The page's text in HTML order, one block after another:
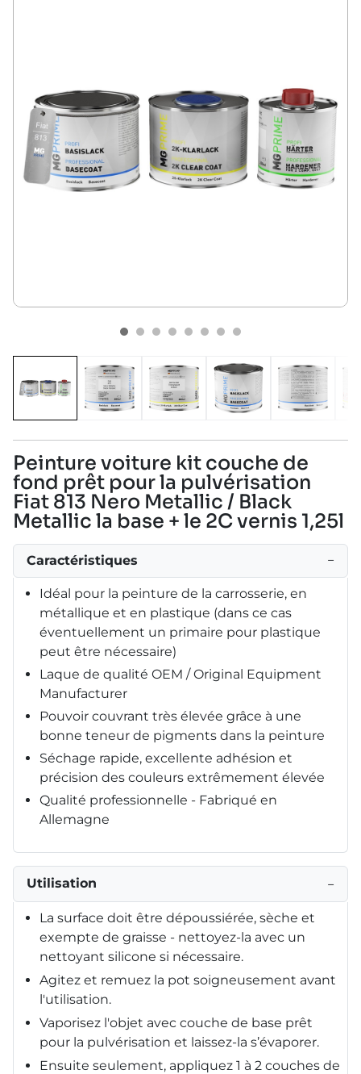
Peinture voiture kit couche de
fond prêt pour la pulvérisation
Fiat 813 Nero Metallic / Black
Metallic la base + le 2C vernis 1,25l
Caractéristiques −
Idéal pour la peinture de la carrosserie, en
métallique et en plastique (dans ce cas
éventuellement un primaire pour plastique
peut être nécessaire)
Laque de qualité OEM / Original Equipment
Manufacturer
Pouvoir couvrant très élevée grâce à une
bonne teneur de pigments dans la peinture
Séchage rapide, excellente adhésion et
précision des couleurs extrêmement élevée
Qualité professionnelle - Fabriqué en
Allemagne
Utilisation −
La surface doit être dépoussiérée, sèche et
exempte de graisse - nettoyez-la avec un
nettoyant silicone si nécessaire.
Agitez et remuez la pot soigneusement avant
l'utilisation.
Vaporisez l'objet avec couche de base prêt
pour la pulvérisation et laissez-la s’évaporer.
Ensuite seulement, appliquez 1 à 2 couches de